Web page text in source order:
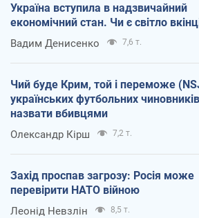
Україна вступила в надзвичайний
економічний стан. Чи є світло
Вадим Денисенко 7,6 т.
Чий буде Крим, той і переможе
українських футбольних
назвати вбивцями
Олександр Кірш 7,2 т.
Захід проспав загрозу: Росія може
перевірити НАТО війною
Леонід Невзлін 8,5 т.